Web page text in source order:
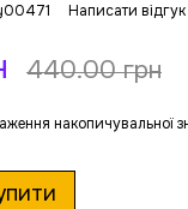
Написати відгук
440.00 грн
накопичувальної